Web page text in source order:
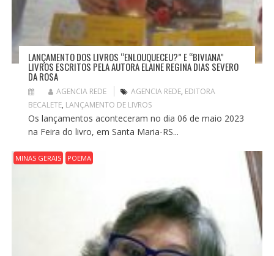
LANÇAMENTO DOS LIVROS “ENLOUQUECEU?” E “BIVIANA”
LIVROS ESCRITOS PELA AUTORA ELAINE REGINA DIAS SEVERO
DA ROSA
AGENCIA REDE AGENCIA REDE, EDITORA
BECALETE, LANÇAMENTO DE LIVROS
Os lançamentos aconteceram no dia 06 de maio 2023
na Feira do livro, em Santa Maria-RS...
MINAS GERAIS POEMA